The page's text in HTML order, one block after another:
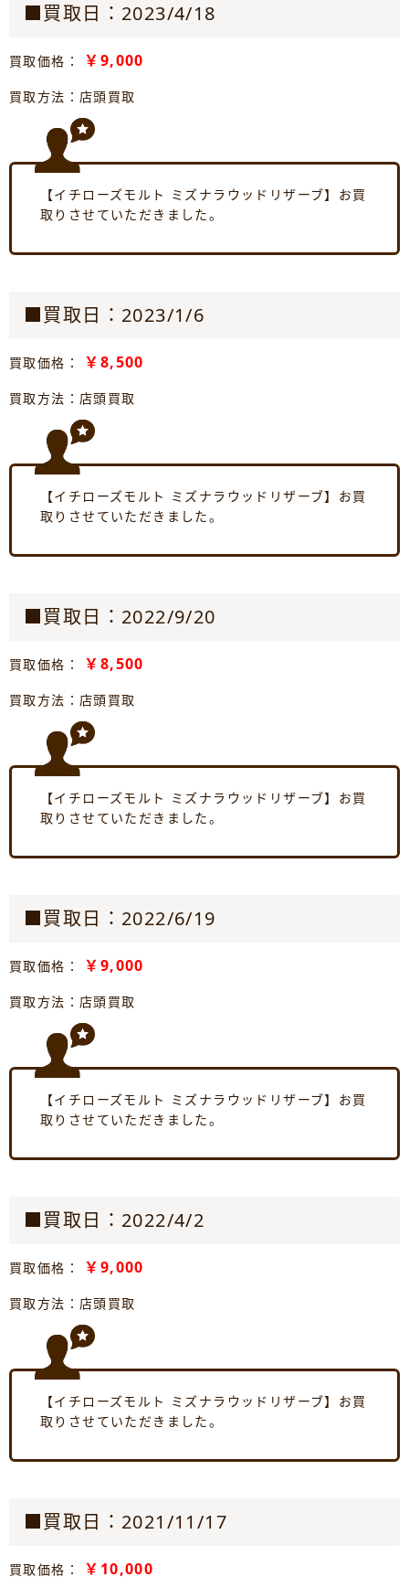
■買取日：2023/4/18
買取価格： ￥9,000
買取方法：店頭買取
【イチローズモルト ミズナラウッドリザーブ】お買
取りさせていただきました。
■買取日：2023/1/6
買取価格： ￥8,500
買取方法：店頭買取
【イチローズモルト ミズナラウッドリザーブ】お買
取りさせていただきました。
■買取日：2022/9/20
買取価格： ￥8,500
買取方法：店頭買取
【イチローズモルト ミズナラウッドリザーブ】お買
取りさせていただきました。
■買取日：2022/6/19
買取価格： ￥9,000
買取方法：店頭買取
【イチローズモルト ミズナラウッドリザーブ】お買
取りさせていただきました。
■買取日：2022/4/2
買取価格： ￥9,000
買取方法：店頭買取
【イチローズモルト ミズナラウッドリザーブ】お買
取りさせていただきました。
■買取日：2021/11/17
買取価格： ￥10,000